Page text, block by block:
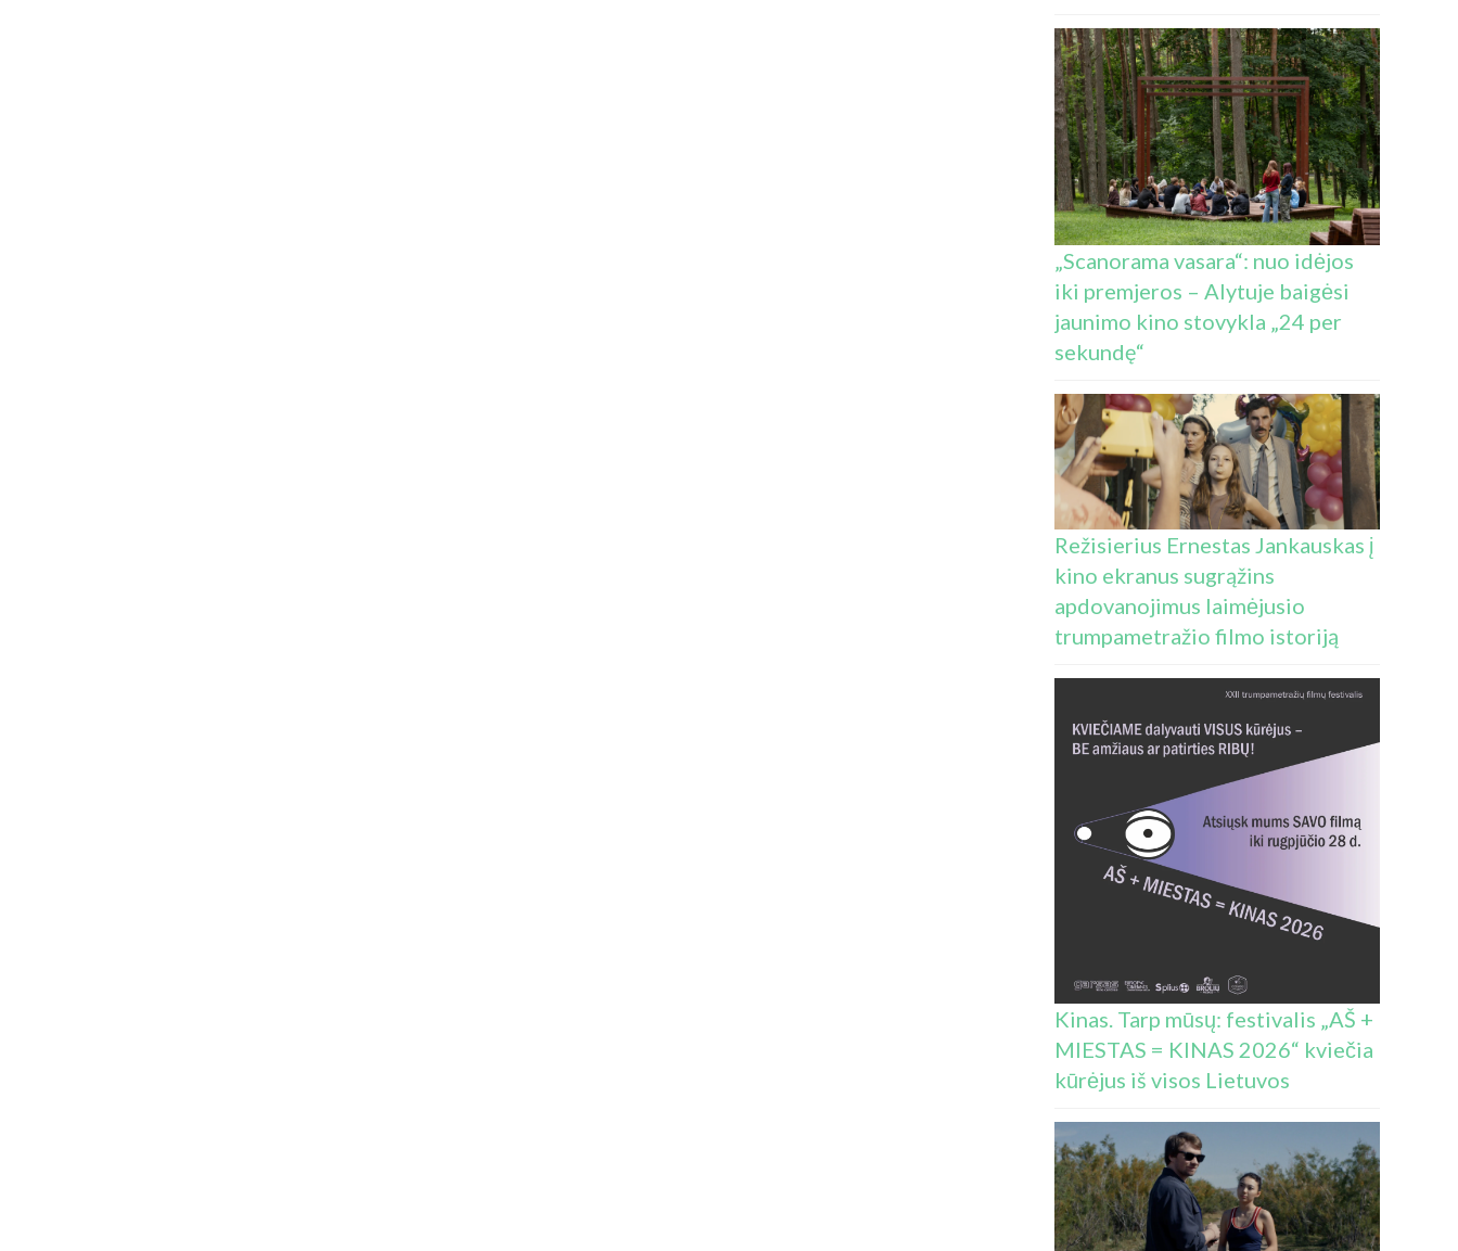
„Scanorama vasara“: nuo idėjos
iki premjeros – Alytuje baigėsi
jaunimo kino stovykla „24 per
sekundę“
Režisierius Ernestas Jankauskas į
kino ekranus sugrąžins
apdovanojimus laimėjusio
trumpametražio filmo istoriją
Kinas. Tarp mūsų: festivalis „AŠ +
MIESTAS = KINAS 2026“ kviečia
kūrėjus iš visos Lietuvos